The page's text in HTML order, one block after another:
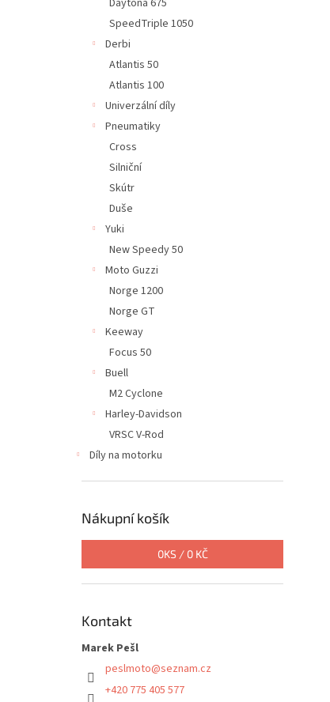
Daytona 675
SpeedTriple 1050
Derbi
Atlantis 50
Atlantis 100
Univerzální díly
Pneumatiky
Cross
Silniční
Skútr
Duše
Yuki
New Speedy 50
Moto Guzzi
Norge 1200
Norge GT
Keeway
Focus 50
Buell
M2 Cyclone
Harley-Davidson
VRSC V-Rod
Díly na motorku
Nákupní košík
0KS / 0 KČ
Kontakt
Marek Pešl
peslmoto@seznam.cz
+420 775 405 577